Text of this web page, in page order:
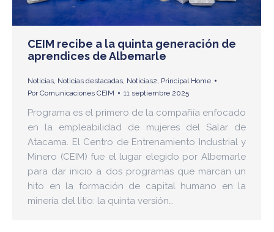
CEIM recibe a la quinta generación de
aprendices de Albemarle
Noticias, Noticias destacadas, Noticias2, Principal Home
PorComunicaciones CEIM 11 septiembre 2025
Programa es el primero de la compañía enfocado
en la empleabilidad de mujeres del Salar de
Atacama. El Centro de Entrenamiento Industrial y
Minero (CEIM) fue el lugar elegido por Albemarle
para dar inicio a dos programas que marcan un
hito en la formación de capital humano en la
minería del litio: la quinta versión…